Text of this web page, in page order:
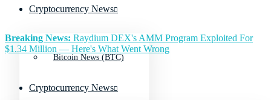
Cryptocurrency News
Bitcoin News (BTC)
Breaking News: Raydium DEX's AMM Program Exploited For
$1.34 Million — Here's What Went Wrong
Cryptocurrency News